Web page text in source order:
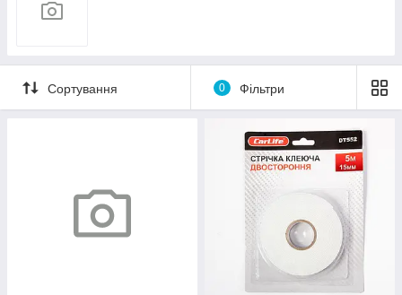
Сортування 0 Фільтри